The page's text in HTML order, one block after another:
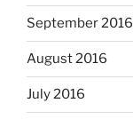
September 2016
August 2016
July 2016